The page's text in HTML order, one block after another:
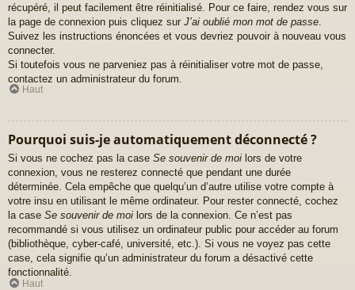
récupéré, il peut facilement être réinitialisé. Pour ce faire, rendez vous sur
la page de connexion puis cliquez sur J’ai oublié mon mot de passe
Suivez les instructions énoncées et vous devriez pouvoir à nouveau vous
connecter.
Si toutefois vous ne parveniez pas à réinitialiser votre mot de passe,
contactez un administrateur du forum.
Haut
Pourquoi suis-je automatiquement déconnecté ?
Si vous ne cochez pas la case Se souvenir de moi lors de votre
connexion, vous ne resterez connecté que pendant une durée
déterminée. Cela empêche que quelqu’un d’autre utilise votre compte à
votre insu en utilisant le même ordinateur. Pour rester connecté, cochez
la case Se souvenir de moi lors de la connexion. Ce n’est pas
recommandé si vous utilisez un ordinateur public pour accéder au forum
(bibliothèque, cyber-café, université, etc.). Si vous ne voyez pas cette
case, cela signifie qu’un administrateur du forum a désactivé cette
fonctionnalité.
Haut